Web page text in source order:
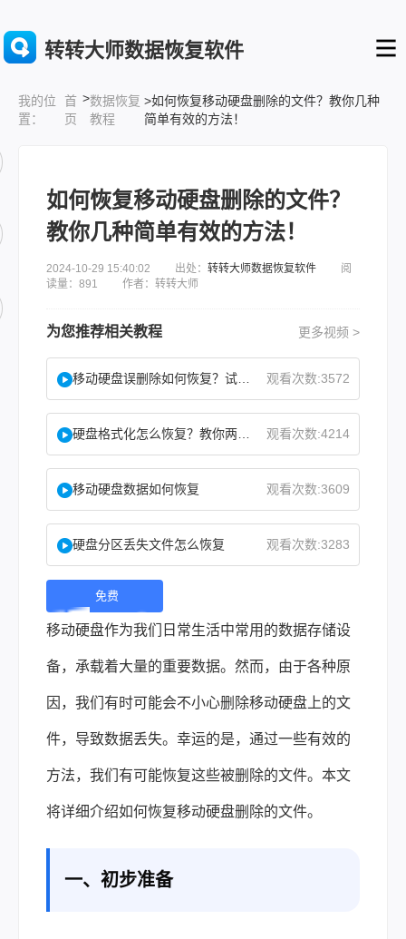
转转大师数据恢复软件
我的位
置：
首
页
>数据恢复
教程
>如何恢复移动硬盘删除的文件？教你几种
简单有效的方法！
如何恢复移动硬盘删除的文件？
教你几种简单有效的方法！
2024-10-29 15:40:02 出处： 转转大师数据恢复软件 阅
读量：891 作者：转转大师
为您推荐相关教程 更多视频 >
观看次数:3572
观看次数:4214
移动硬盘数据如何恢复 观看次数:3609
硬盘分区丢失文件怎么恢复 观看次数:3283
免费
下
载 |
移动硬盘作为我们日常生活中常用的数据存储设
备，承载着大量的重要数据。然而，由于各种原
因，我们有时可能会不小心删除移动硬盘上的文
件，导致数据丢失。幸运的是，通过一些有效的
方法，我们有可能恢复这些被删除的文件。本文
将详细介绍如何恢复移动硬盘删除的文件。
一、初步准备